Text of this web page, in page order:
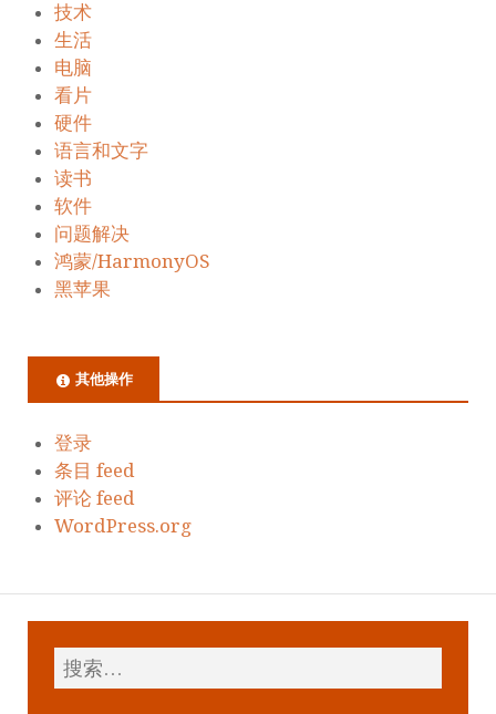
技术
生活
电脑
看片
硬件
语言和文字
读书
软件
问题解决
鸿蒙/HarmonyOS
黑苹果
其他操作
登录
条目 feed
评论 feed
WordPress.org